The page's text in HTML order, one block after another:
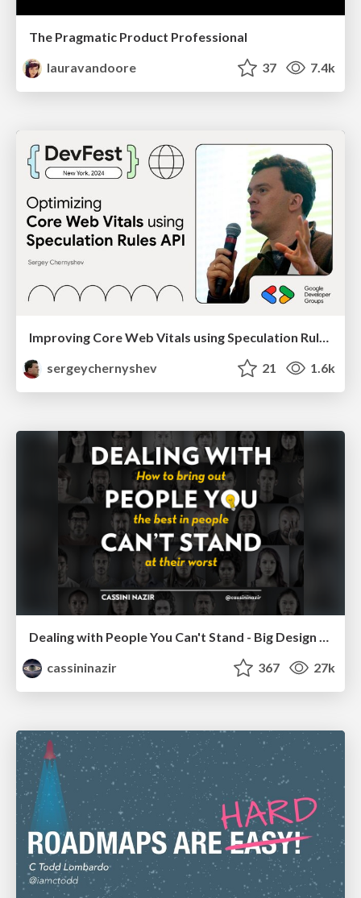
The Pragmatic Product Professional
lauravandoore
37 7.4k
sergeychernyshev
21 1.6k
Dealing with People You Can't Stand - Big Design 2015
cassininazir
367 27k